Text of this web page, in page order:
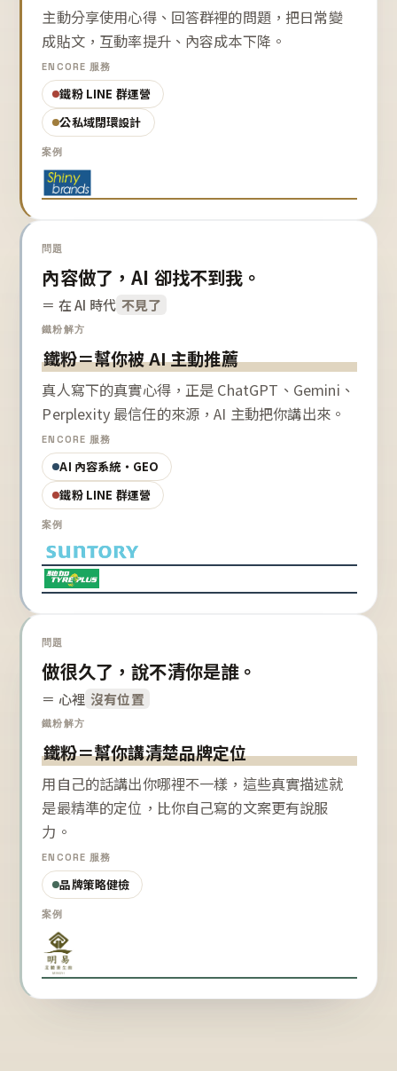
主動分享使用心得、回答群裡的問題，把日常變
成貼文，互動率提升、內容成本下降。
ENCORE 服務
鐵粉 LINE 群運營
公私域閉環設計
案例
問題
內容做了，AI 卻找不到我。
＝ 在 AI 時代 不見了
鐵粉解方
鐵粉＝幫你被 AI 主動推薦
真人寫下的真實心得，正是 ChatGPT、Gemini、
Perplexity 最信任的來源，AI 主動把你講出來。
ENCORE 服務
AI 內容系統・GEO
鐵粉 LINE 群運營
案例
問題
做很久了，說不清你是誰。
＝ 心裡 沒有位置
鐵粉解方
鐵粉＝幫你講清楚品牌定位
用自己的話講出你哪裡不一樣，這些真實描述就
是最精準的定位，比你自己寫的文案更有說服
力。
ENCORE 服務
品牌策略健檢
案例